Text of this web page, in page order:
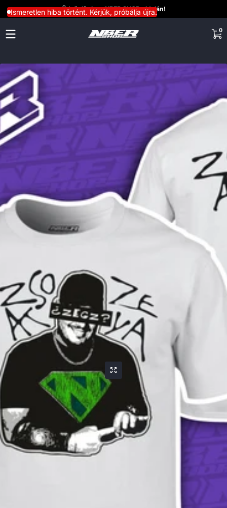
Ugrás a tartalomra Üdvözlünk az NBER SHOP oldalán!
00
Ismeretlen hiba történt. Kérjük, próbálja újra.